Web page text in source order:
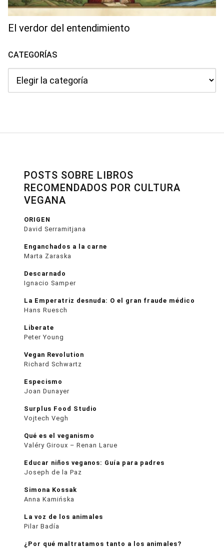
El verdor del entendimiento
CATEGORÍAS
POSTS SOBRE LIBROS
RECOMENDADOS POR CULTURA
VEGANA
ORIGEN
David Serramitjana
Enganchados a la carne
Marta Zaraska
Descarnado
Ignacio Samper
La Emperatriz desnuda: O el gran fraude médico
Hans Ruesch
Liberate
Peter Young
Vegan Revolution
Richard Schwartz
Especismo
Joan Dunayer
Surplus Food Studio
Vojtech Vegh
Qué es el veganismo
Valéry Giroux – Renan Larue
Educar niños veganos: Guía para padres
Joseph de la Paz
Simona Kossak
Anna Kamińska
La voz de los animales
Pilar Badía
¿Por qué maltratamos tanto a los animales?